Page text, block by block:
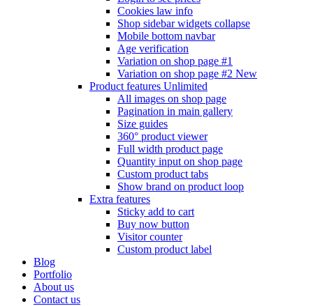
Cookies law info
Shop sidebar widgets collapse
Mobile bottom navbar
Age verification
Variation on shop page #1
Variation on shop page #2 New
Product features Unlimited
All images on shop page
Pagination in main gallery
Size guides
360° product viewer
Full width product page
Quantity input on shop page
Custom product tabs
Show brand on product loop
Extra features
Sticky add to cart
Buy now button
Visitor counter
Custom product label
Blog
Portfolio
About us
Contact us